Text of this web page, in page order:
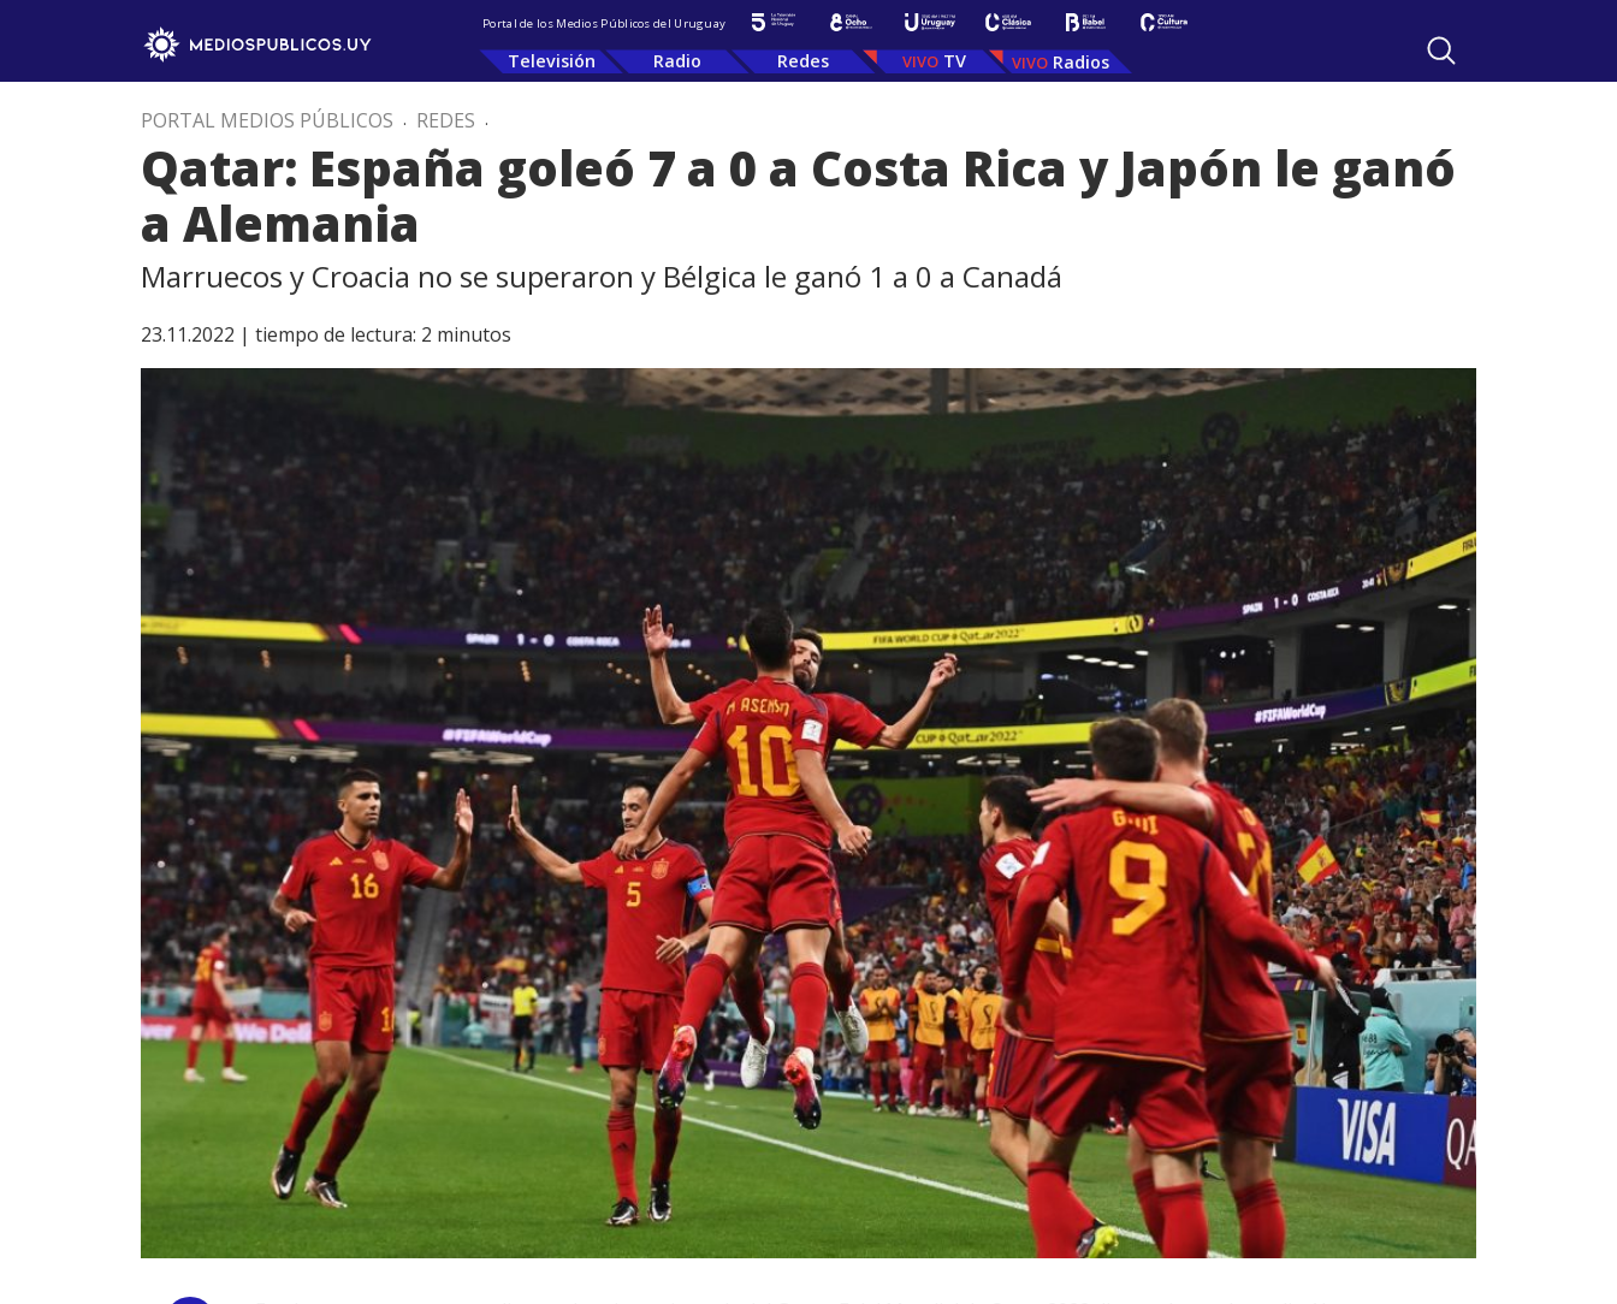
Portal de los Medios Públicos del Uruguay
Televisión Radio Redes TV Radios
PORTAL MEDIOS PÚBLICOS . REDES .
Qatar: España goleó 7 a 0 a Costa Rica y Japón le ganó
a Alemania
Marruecos y Croacia no se superaron y Bélgica le ganó 1 a 0 a Canadá
23.11.2022 | tiempo de lectura: 2 minutos